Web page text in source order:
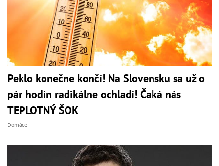
Peklo konečne končí! Na Slovensku sa už o
pár hodín radikálne ochladí! Čaká nás
TEPLOTNÝ ŠOK
Domáce